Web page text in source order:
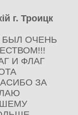
г. Троицк
БЫЛ ОЧЕНЬ
И ФЛАГ
ЗА